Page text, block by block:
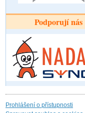
Podporují nás
Prohlášení o přístupnosti